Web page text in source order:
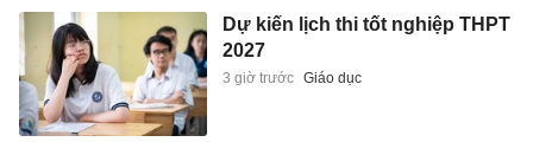
Dự kiến lịch thi tốt nghiệp THPT
2027
3 giờ trước Giáo dục